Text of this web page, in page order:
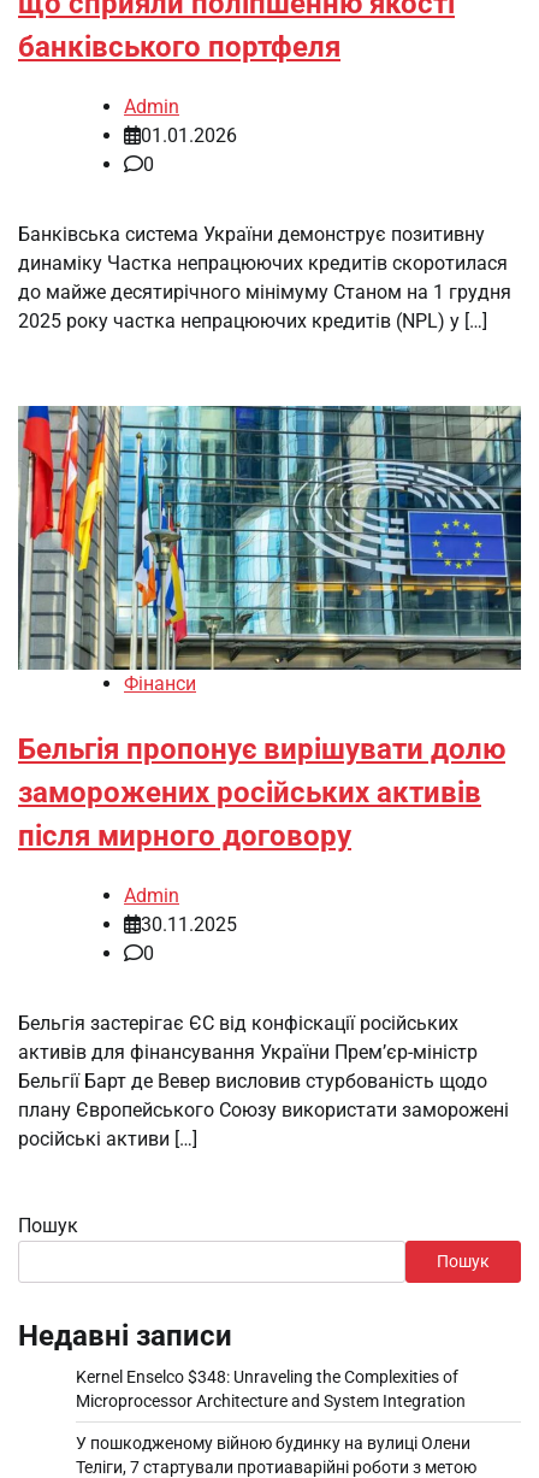
банківського портфеля
Admin
01.01.2026
0
Банківська система України демонструє позитивну
динаміку Частка непрацюючих кредитів скоротилася
до майже десятирічного мінімуму Станом на 1 грудня
2025 року частка непрацюючих кредитів (NPL) у […]
Фінанси
Бельгія пропонує вирішувати долю
заморожених російських активів
після мирного договору
Admin
30.11.2025
0
Бельгія застерігає ЄС від конфіскації російських
активів для фінансування України Прем’єр-міністр
Бельгії Барт де Вевер висловив стурбованість щодо
плану Європейського Союзу використати заморожені
російські активи […]
Пошук
Пошук
Недавні записи
Kernel Enselco $348: Unraveling the Complexities of
Microprocessor Architecture and System Integration
У пошкодженому війною будинку на вулиці Олени
Теліги, 7 стартували протиаварійні роботи з метою